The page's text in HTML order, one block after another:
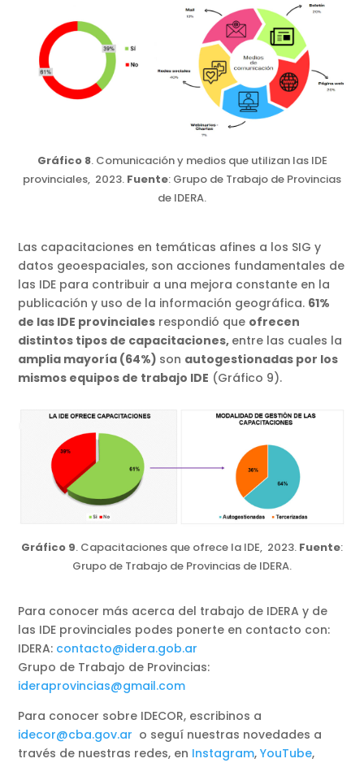
Gráfico 8. Comunicación y medios que utilizan las IDE
provinciales, 2023. Fuente: Grupo de Trabajo de Provincias
de IDERA.
Las capacitaciones en temáticas afines a los SIG y
datos geoespaciales, son acciones fundamentales de
las IDE para contribuir a una mejora constante en la
publicación y uso de la información geográfica. 61%
de las IDE provinciales respondió que ofrecen
distintos tipos de capacitaciones, entre las cuales la
amplia mayoría (64%) son autogestionadas por los
mismos equipos de trabajo IDE (Gráfico 9).
Gráfico 9. Capacitaciones que ofrece la IDE, 2023. Fuente:
Grupo de Trabajo de Provincias de IDERA.
Para conocer más acerca del trabajo de IDERA y de
las IDE provinciales podes ponerte en contacto con:
IDERA: contacto@idera.gob.ar
Grupo de Trabajo de Provincias:
ideraprovincias@gmail.com
Para conocer sobre IDECOR, escribinos a
idecor@cba.gov.ar o seguí nuestras novedades a
través de nuestras redes, en Instagram,YouTube,